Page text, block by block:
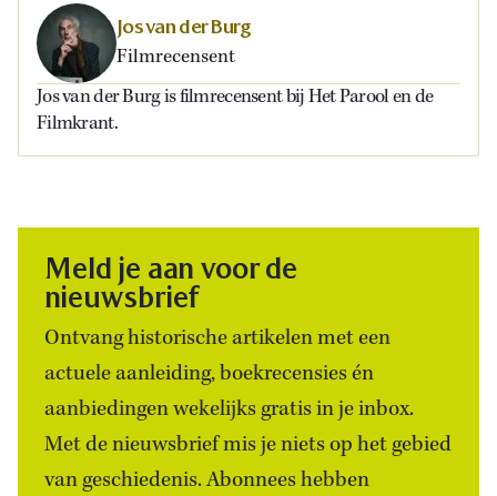
Jos van der Burg
Filmrecensent
Jos van der Burg is filmrecensent bij Het Parool en de
Filmkrant.
Meld je aan voor de
nieuwsbrief
Ontvang historische artikelen met een
actuele aanleiding, boekrecensies én
aanbiedingen wekelijks gratis in je inbox.
Met de nieuwsbrief mis je niets op het gebied
van geschiedenis. Abonnees hebben